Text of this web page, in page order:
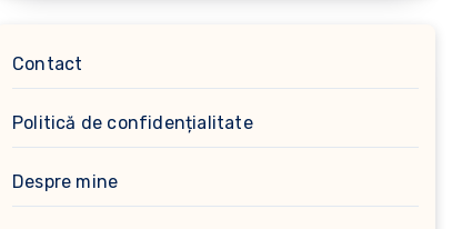
Contact
Politică de confidențialitate
Despre mine